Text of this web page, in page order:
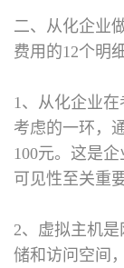
二、从化企业
费用的12个明
1、从化企业
考虑的一环，
100元。这是
可见性至关重要
2、虚拟主机
储和访问空间